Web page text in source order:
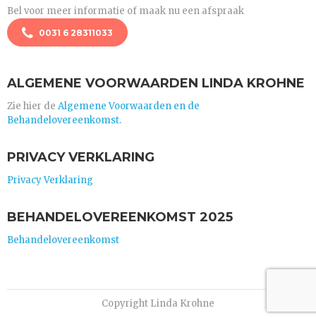
Bel voor meer informatie of maak nu een afspraak
0031 6 28311033
ALGEMENE VOORWAARDEN LINDA KROHNE
Zie hier de Algemene Voorwaarden en de
Behandelovereenkomst.
PRIVACY VERKLARING
Privacy Verklaring
BEHANDELOVEREENKOMST 2025
Behandelovereenkomst
Copyright Linda Krohne